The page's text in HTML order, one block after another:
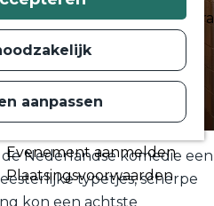
aanpassen
h
o
e
p
a
g
e
Toeristische Informatiecentra
Bereikbaarheid
Evenement aanmelden
Plaatsingsvoorwaarden
Nederlandse komedie een
typetjes, scherpe
kon een achtste